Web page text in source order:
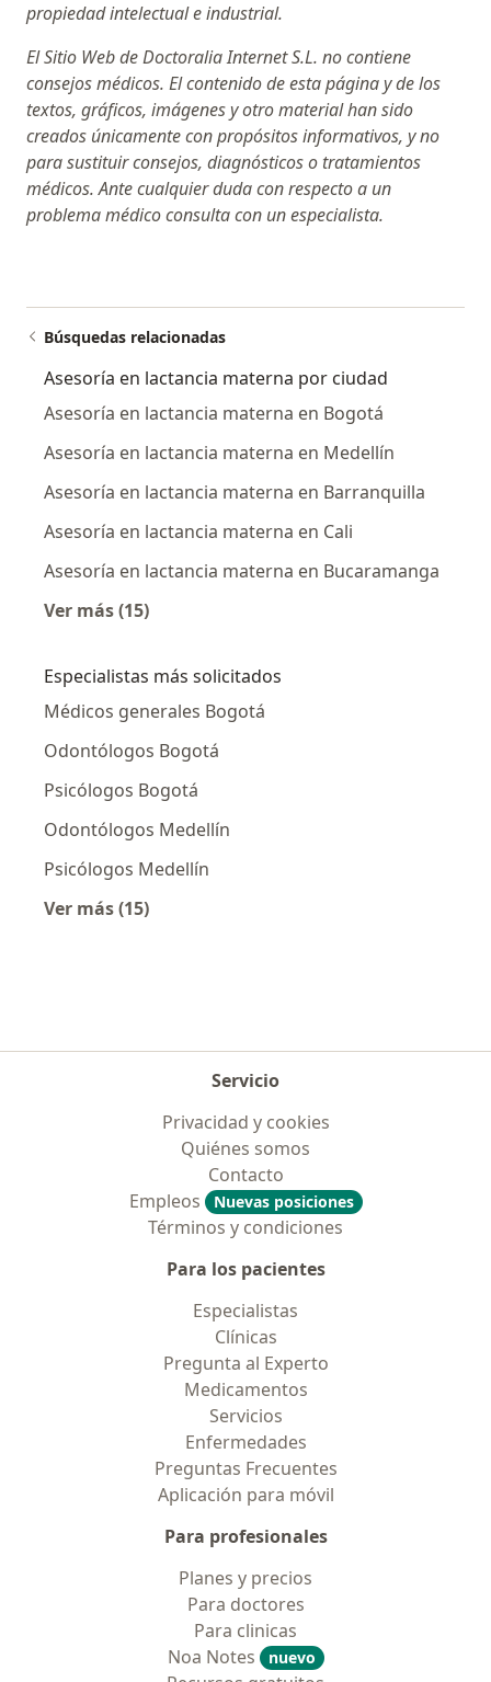
propiedad intelectual e industrial.
El Sitio Web de Doctoralia Internet S.L. no contiene
consejos médicos. El contenido de esta página y de los
textos, gráficos, imágenes y otro material han sido
creados únicamente con propósitos informativos, y no
para sustituir consejos, diagnósticos o tratamientos
médicos. Ante cualquier duda con respecto a un
problema médico consulta con un especialista.
Búsquedas relacionadas
Asesoría en lactancia materna por ciudad
Asesoría en lactancia materna en Bogotá
Asesoría en lactancia materna en Medellín
Asesoría en lactancia materna en Barranquilla
Asesoría en lactancia materna en Cali
Asesoría en lactancia materna en Bucaramanga
Ver más (15)
Especialistas más solicitados
Médicos generales Bogotá
Odontólogos Bogotá
Psicólogos Bogotá
Odontólogos Medellín
Psicólogos Medellín
Ver más (15)
Servicio
Privacidad y cookies
Quiénes somos
Contacto
Empleos
Nuevas posiciones
Términos y condiciones
Para los pacientes
Especialistas
Clínicas
Pregunta al Experto
Medicamentos
Servicios
Enfermedades
Preguntas Frecuentes
Aplicación para móvil
Para profesionales
Planes y precios
Para doctores
Para clinicas
Noa Notes
nuevo